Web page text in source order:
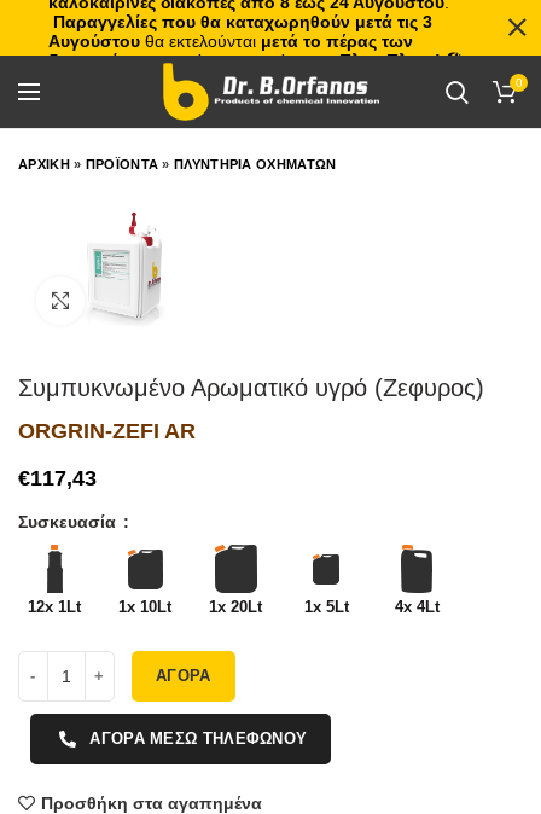
0
ΑΡΧΙΚΗ» ΠΡΟΪΟΝΤΑ »ΠΛΥΝΤΗΡΙΑ ΟΧΗΜΑΤΩΝ
Συμπυκνωμένο Αρωματικό υγρό (Ζεφυρος)
ORGRIN-ZEFI AR
€
Συσκευασία
12x 1Lt 1x 10Lt 1x 20Lt 1x 5Lt 4x 4Lt
ΑΓΟΡΑ
ΑΓΟΡΑ ΜΕΣΩ ΤΗΛΕΦΩΝΟΥ
Προσθήκη στα αγαπημένα
Παραγγελίες που θα καταχωρηθούν μετά τις 3
Αυγούστου θα εκτελούνται μετά το πέρας των
διακοπών, με σειρά προτεραιότητας.Πλιτς Πλατς!🏖️🌊